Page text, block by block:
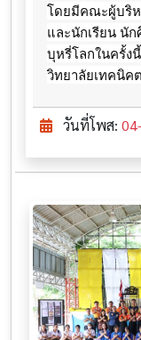
โดยมีคณะผู้บริห
และนักเรียน นั
บุหรี่โลกในครั้ง
วิทยาลัยเทคนิค
วันที่โพส: